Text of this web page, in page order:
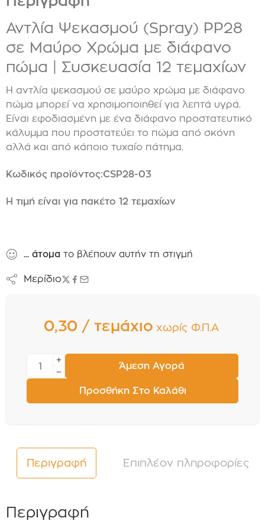
Αντλία Ψεκασμού (Spray) PP28
σε Μαύρο Χρώμα με διάφανο
πώμα | Συσκευασία 12 τεμαχίων
Η αντλία ψεκασμού σε μαύρο χρώμα με διάφανο
πώμα μπορεί να χρησιμοποιηθεί για λεπτά υγρά.
Είναι εφοδιασμένη με ένα διάφανο προστατευτικό
κάλυμμα που προστατεύει το πώμα από σκόνη
αλλά και από κάποιο τυχαίο πάτημα.
Κωδικός προϊόντος:CSP28-03
Η τιμή είναι για πακέτο 12 τεμαχίων
... άτομα το βλέπουν αυτήν τη στιγμή
Μερίδιο
0,30 / τεμάχιο χωρίς Φ.Π.Α
Προσθήκη Στο Καλάθι
Άμεση Αγορά
Περιγραφή Επιπλέον πληροφορίες
Περιγραφή